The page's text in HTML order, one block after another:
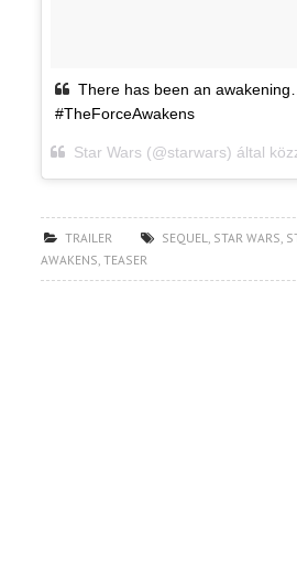
There has been an
#TheForceAwakens
Star Wars (@starwars) által
TRAILER SEQUEL, STAR WARS,
AWAKENS,TEASER